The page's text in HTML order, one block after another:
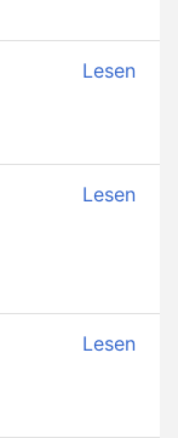
Lesen
Lesen
Lesen